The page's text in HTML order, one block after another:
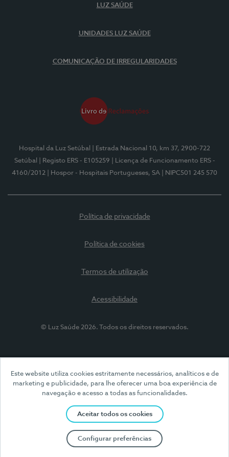
Este website utiliza cookies estritamente necessários, analíticos e de
marketing e publicidade, para lhe oferecer uma boa experiência de
navegação e acesso a todas as funcionalidades.
Aceitar todos os cookies
Configurar preferências
LUZ SAÚDE
UNIDADES LUZ SAÚDE
COMUNICAÇÃO DE IRREGULARIDADES
Hospital da Luz Setúbal
| Estrada Nacional 10, km 37, 2900-722
Setúbal
| Registo ERS - E105259
| Licença de Funcionamento ERS -
4160/2012
| Hospor - Hospitais Portugueses, SA | NIPC501 245 570
Política de privacidade
Política de cookies
Termos de utilização
Acessibilidade
© Luz Saúde 2026. Todos os direitos reservados.